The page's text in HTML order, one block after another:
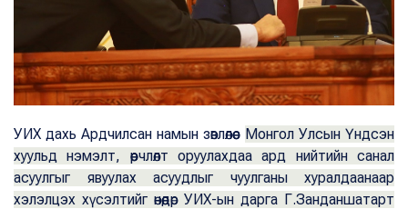
УИХ дахь Ардчилсан намын зөвлөлөөс Монгол Улсын Үндсэн
хуульд нэмэлт, өөрчлөлт оруулахдаа ард нийтийн санал
асуулгыг явуулах асуудлыг чуулганы хуралдаанаар
хэлэлцэх хүсэлтийг өнөөдөр УИХ-ын дарга Г.Занданшатарт